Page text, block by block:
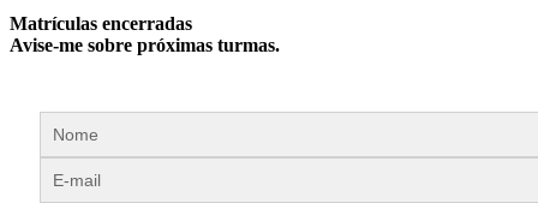
Matrículas encerradas
Avise-me sobre próximas turmas.